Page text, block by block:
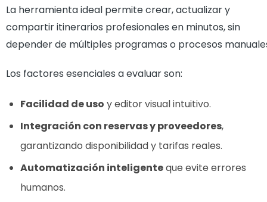
La herramienta ideal permite crear, actualizar y
compartir itinerarios profesionales en minutos, sin
depender de múltiples programas o procesos
Los factores esenciales a evaluar son:
Facilidad de uso y editor visual intuitivo.
Integración con reservas y proveedores,
garantizando disponibilidad y tarifas reales.
Automatización inteligenteque evite errores
humanos.